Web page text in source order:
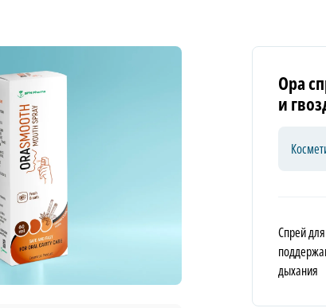
Ора
и
Спрей
дыхания